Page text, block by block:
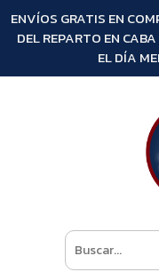
ENVÍOS GRATIS EN
DEL REPARTO EN
EL DÍA